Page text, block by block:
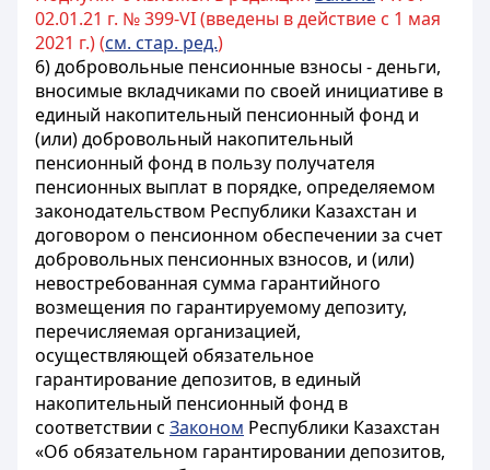
02.01.21 г. № 399-VI (введены в действие с 1 мая
2021 г.) (см. стар. ред.)
6) добровольные пенсионные взносы - деньги,
вносимые вкладчиками по своей инициативе в
единый накопительный пенсионный фонд и
(или) добровольный накопительный
пенсионный фонд в пользу получателя
пенсионных выплат в порядке, определяемом
законодательством Республики Казахстан и
договором о пенсионном обеспечении за счет
добровольных пенсионных взносов, и (или)
невостребованная сумма гарантийного
возмещения по гарантируемому депозиту,
перечисляемая организацией,
осуществляющей обязательное
гарантирование депозитов, в единый
накопительный пенсионный фонд в
соответствии с Законом Республики Казахстан
«Об обязательном гарантировании депозитов,